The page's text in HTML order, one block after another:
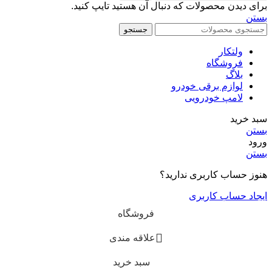
برای دیدن محصولات که دنبال آن هستید تایپ کنید.
بستن
جستجو
ولتکار
فروشگاه
بلاگ
لوازم برقی خودرو
لامپ خودرویی
سبد خرید
بستن
ورود
بستن
هنوز حساب کاربری ندارید؟
ایجاد حساب کاربری
فروشگاه
علاقه مندی
سبد خرید